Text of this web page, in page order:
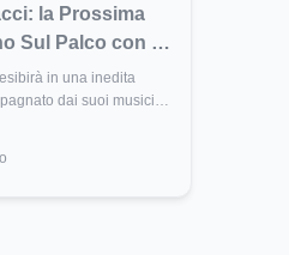
la Prossima
Sul Palco con il
2026in una inedita
dai suoi musicisti